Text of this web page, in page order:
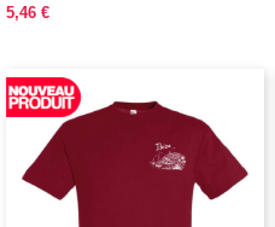
5,46 €